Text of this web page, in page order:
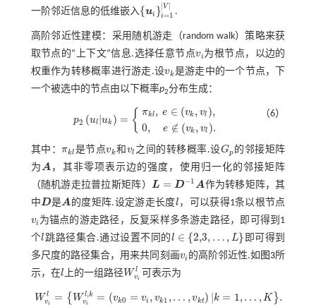
一阶邻近信息的低维嵌入{ui } |V|
i=1
u ii=1V .
高阶邻近性建模：采用随机游走（random walk）策略来获
取节点的“上下文”信息.选择任意节点vi
vi 为根节点，以边的
权重作为转移概率进行游走.设vk
vk是游走中的一个节点，下
一个被选中的节点由以下概率p2分布生成：
p2 (ul |uk ) = { πkl , e ∈ (vk , vl ),
0, e ∉ (vk , vl ).
p2 uluk=πkl, e∈v k, e∉v vl.
（6）
其中：πkl
πkl是节点vk
vk和 vl
vl 之间的转移概率.设Gp
Gp 的邻接矩阵
为A
A ，其非零项表示边的强度，使用归一化的邻接矩阵
（随机游走拉普拉斯矩阵） L = D−1A
L= D-1A
作为转移矩阵，其
中D
D 是A
A 的度矩阵.设定游走长度l
l ，可以获得1条以根节点
vi
vi 为锚点的游走路径，反复采样多条游走路径，即可得到1
个l
l跳路径集合.通过设置不同的l ∈ {2,3, … , L}
l∈{ 2,3,…, L }
即可得到
多尺度的路径集合，用来共同刻画vi
vi 的高阶邻近性.如 图3所
示，在l
l上的一组路径W l
vi
Wvil 可表示为
W l
vi = { W l,k
vi = (vk0 = vi , vk1 ,… ,vkt) |k = 1,… ,K }.
Wvil =W vi ,k=vk 0=v i,vk1 …, vktk=1, …, K .